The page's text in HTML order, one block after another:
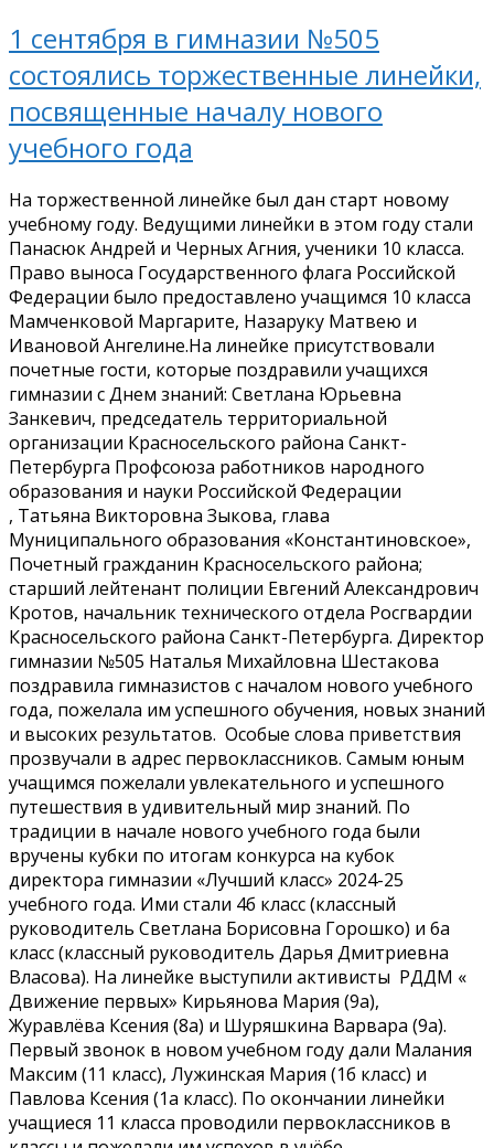
1 сентября в гимназии №505
состоялись торжественные линейки,
посвященные началу нового
учебного года
На торжественной линейке был дан старт новому
учебному году. Ведущими линейки в этом году стали
Панасюк Андрей и Черных Агния, ученики 10 класса.
Право выноса Государственного флага Российской
Федерации было предоставлено учащимся 10 класса
Мамченковой Маргарите, Назаруку Матвею и
Ивановой Ангелине.На линейке присутствовали
почетные гости, которые поздравили учащихся
гимназии с Днем знаний: Светлана Юрьевна
Занкевич, председатель территориальной
организации Красносельского района Санкт-
Петербурга Профсоюза работников народного
образования и науки Российской Федерации
, Татьяна Викторовна Зыкова, глава
Муниципального образования «Константиновское»,
Почетный гражданин Красносельского района;
старший лейтенант полиции Евгений Александрович
Кротов, начальник технического отдела Росгвардии
Красносельского района Санкт-Петербурга. Директор
гимназии №505 Наталья Михайловна Шестакова
поздравила гимназистов с началом нового учебного
года, пожелала им успешного обучения, новых знаний
и высоких результатов. Особые слова приветствия
прозвучали в адрес первоклассников. Самым юным
учащимся пожелали увлекательного и успешного
путешествия в удивительный мир знаний. По
традиции в начале нового учебного года были
вручены кубки по итогам конкурса на кубок
директора гимназии «Лучший класс» 2024-25
учебного года. Ими стали 4б класс (классный
руководитель Светлана Борисовна Горошко) и 6а
класс (классный руководитель Дарья Дмитриевна
Власова). На линейке выступили активисты РДДМ «
Движение первых» Кирьянова Мария (9а),
Журавлёва Ксения (8а) и Шуряшкина Варвара (9а).
Первый звонок в новом учебном году дали Малания
Максим (11 класс), Лужинская Мария (1б класс) и
Павлова Ксения (1а класс). По окончании линейки
учащиеся 11 класса проводили первоклассников в